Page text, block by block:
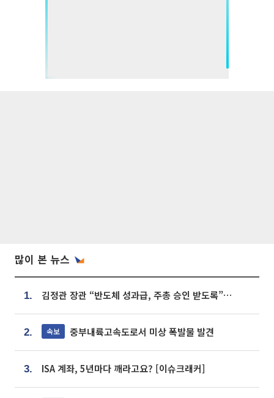
많이 본 뉴스
1. 김정관 장관 “반도체 성과급, 주총 승인 받도록”…상법·자본시장법 개정 시사
2. 속보 중부내륙고속도로서 미상 폭발물 발견
3. ISA 계좌, 5년마다 깨라고요? [이슈크래커]